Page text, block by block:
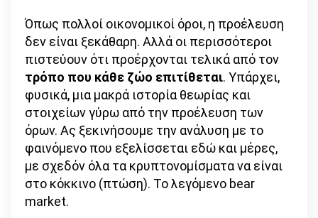
Όπως πολλοί οικονομικοί όροι, η προέλευση
δεν είναι ξεκάθαρη. Αλλά οι περισσότεροι
πιστεύουν ότι προέρχονται τελικά από τον
τρόπο που κάθε ζώο επιτίθεται. Υπάρχει,
φυσικά, μια μακρά ιστορία θεωρίας και
στοιχείων γύρω από την προέλευση των
όρων. Ας ξεκινήσουμε την ανάλυση με το
φαινόμενο που εξελίσσεται εδώ και μέρες,
με σχεδόν όλα τα κρυπτονομίσματα να είναι
στο κόκκινο (πτώση). Το λεγόμενο bear
market.